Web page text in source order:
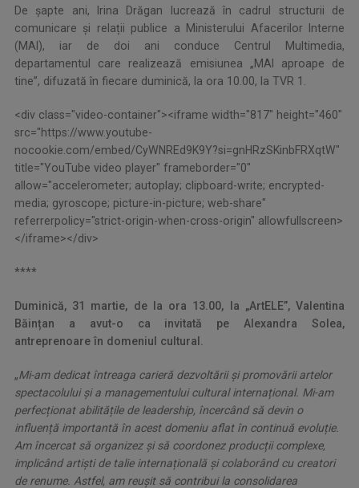
De șapte ani, Irina Drăgan lucrează în cadrul structurii de
comunicare și relații publice a Ministerului Afacerilor Interne
(MAI), iar de doi ani conduce Centrul Multimedia,
departamentul care realizează emisiunea „MAI aproape de
tine”, difuzată în fiecare duminică, la ora 10.00, la TVR 1.
<div class="video-container"><iframe width="817" height="460"
src="https://www.youtube-
nocookie.com/embed/CyWNREd9K9Y?si=gnHRzSKinbFRXqtW"
title="YouTube video player" frameborder="0"
allow="accelerometer; autoplay; clipboard-write; encrypted-
media; gyroscope; picture-in-picture; web-share"
referrerpolicy="strict-origin-when-cross-origin" allowfullscreen>
</iframe></div>
****
Duminică, 31 martie, de la ora 13.00, la „ArtELE”, Valentina
Băințan a avut-o ca invitată pe Alexandra Solea,
antreprenoare în domeniul cultural.
„Mi-am dedicat întreaga carieră dezvoltării și promovării artelor
spectacolului și a managementului cultural internațional. Mi-am
perfecționat abilitățile de leadership, încercând să devin o
influență importantă în acest domeniu aflat în continuă evoluție.
Am încercat să organizez și să coordonez producții complexe,
implicând artiști de talie internațională și colaborând cu creatori
de renume. Astfel, am reușit să contribui la consolidarea